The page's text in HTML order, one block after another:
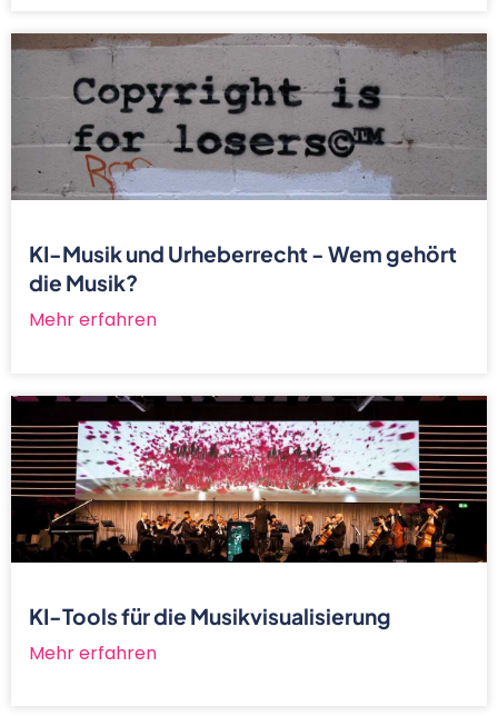
KI-Musik und Urheberrecht - Wem gehört
die Musik?
Mehr erfahren
KI-Tools für die Musikvisualisierung
Mehr erfahren